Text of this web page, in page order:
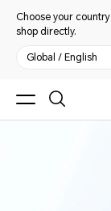
Choose your
shop directly.
Global / English